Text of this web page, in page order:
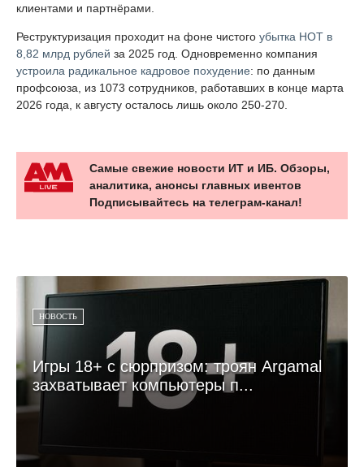
клиентами и партнёрами.
Реструктуризация проходит на фоне чистого убытка НОТ в
8,82 млрд рублей за 2025 год. Одновременно компания
устроила радикальное кадровое похудение: по данным
профсоюза, из 1073 сотрудников, работавших в конце марта
2026 года, к августу осталось лишь около 250-270.
Самые свежие новости ИТ и ИБ. Обзоры,
аналитика, анонсы главных ивентов
Подписывайтесь на телеграм-канал!
НОВОСТЬ
Игры 18+ с сюрпризом: троян Argamal
захватывает компьютеры п...